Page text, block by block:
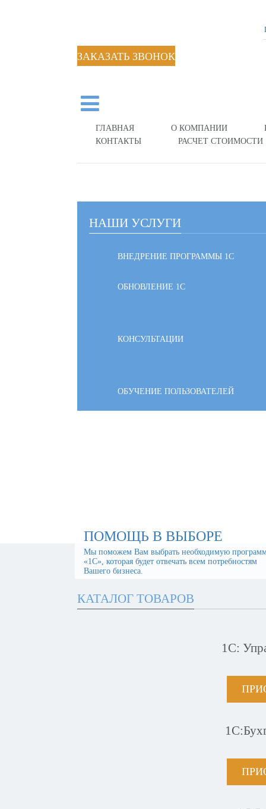
ЗАКАЗАТЬ ЗВОНОК
ГЛАВНАЯ О КОМПАНИИ
КОНТАКТЫ
РАСЧЕТ СТОИМОСТИ
НАШИ УСЛУГИ
ВНЕДРЕНИЕ ПРОГРАММЫ 1С
ОБНОВЛЕНИЕ 1С
КОНСУЛЬТАЦИИ
ОБУЧЕНИЕ ПОЛЬЗОВАТЕЛЕЙ
ПОМОЩЬ В ВЫБОРЕ
Мы поможем Вам выбрать необходимую
«1С», которая будет отвечать всем потребностям
Вашего бизнеса.
КАТАЛОГ ТОВАРОВ
1С: